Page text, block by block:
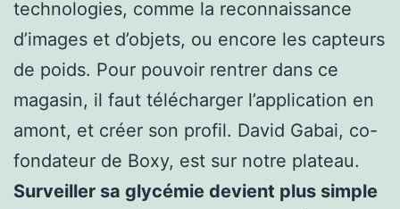
technologies, comme la reconnaissance
d’images et d’objets, ou encore les capteurs
de poids. Pour pouvoir rentrer dans ce
magasin, il faut télécharger l’application en
amont, et créer son profil. David Gabai, co-
fondateur de Boxy, est sur notre plateau.
Surveiller sa glycémie devient plus simple